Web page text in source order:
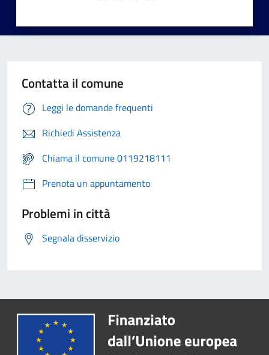
Contatta il comune
Leggi le domande frequenti
Richiedi Assistenza
Chiama il comune 0119218111
Prenota un appuntamento
Problemi in città
Segnala disservizio